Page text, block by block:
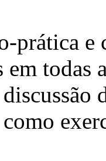
prática e
todas